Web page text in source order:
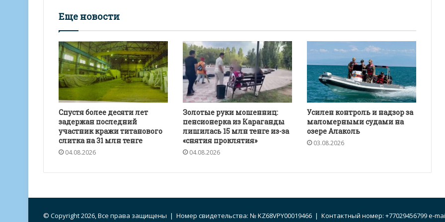
Еще новости
Спустя более десяти лет
задержан последний
участник кражи титанового
слитка на 31 млн тенге
04.08.2026
Золотые руки мошенниц:
пенсионерка из Караганды
лишилась 15 млн тенге из-за
«снятия проклятия»
04.08.2026
Усилен контроль и надзор за
маломерными судами на
озере Алаколь
03.08.2026
© Copyright 2026, Все права защищены | Номер свидетельства: № KZ68VPY00019466 | Контактный номер: +77029456799 e-